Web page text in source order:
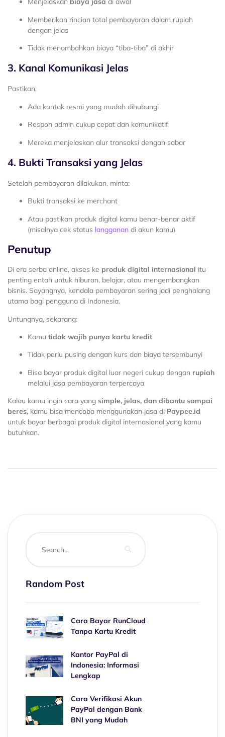
Random Post
Cara Bayar RunCloud
Tanpa Kartu Kredit
Kantor PayPal di
Indonesia: Informasi
Lengkap
Cara Verifikasi Akun
PayPal dengan Bank
BNI yang Mudah
Memberikan rincian total pembayaran dalam rupiah
dengan jelas
Tidak menambahkan biaya “tiba-tiba” di akhir
3. Kanal Komunikasi Jelas
Pastikan:
Ada kontak resmi yang mudah dihubungi
Respon admin cukup cepat dan komunikatif
Mereka menjelaskan alur transaksi dengan sabar
4. Bukti Transaksi yang Jelas
Setelah pembayaran dilakukan, minta:
Bukti transaksi ke merchant
Atau pastikan produk digital kamu benar-benar aktif
(misalnya cek status langganan di akun kamu)
Penutup
Di era serba online, akses ke produk digital internasional itu
penting entah untuk hiburan, belajar, atau mengembangkan
bisnis. Sayangnya, kendala pembayaran sering jadi penghalang
utama bagi pengguna di Indonesia.
Untungnya, sekarang:
Kamu tidak wajib punya kartu kredit
Tidak perlu pusing dengan kurs dan biaya tersembunyi
Bisa bayar produk digital luar negeri cukup dengan rupiah
melalui jasa pembayaran terpercaya
Kalau kamu ingin cara yang simple, jelas, dan dibantu sampai
beres, kamu bisa mencoba menggunakan jasa di Paypee.id
untuk bayar berbagai produk digital internasional yang kamu
butuhkan.